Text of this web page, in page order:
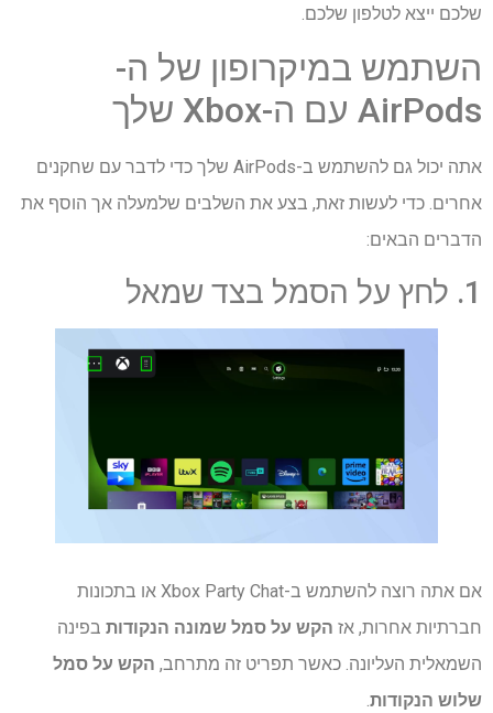
שלכם ייצא לטלפון שלכם.
השתמש במיקרופון של ה-
AirPods עם ה-Xbox שלך
אתה יכול גם להשתמש ב-AirPods שלך כדי לדבר עם שחקנים
אחרים. כדי לעשות זאת, בצע את השלבים שלמעלה אך הוסף את
הדברים הבאים:
1. לחץ על הסמל בצד שמאל
אם אתה רוצה להשתמש ב-Xbox Party Chat או בתכונות
חברתיות אחרות, אז הקש על סמל שמונה הנקודות בפינה
השמאלית העליונה. כאשר תפריט זה מתרחב, הקש על סמל
שלוש הנקודות.